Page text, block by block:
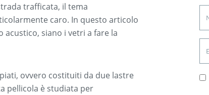
trafficata, il tema
caro. In questo articolo
siano i vetri a fare la
ovvero costituiti da due lastre
pellicola è studiata per